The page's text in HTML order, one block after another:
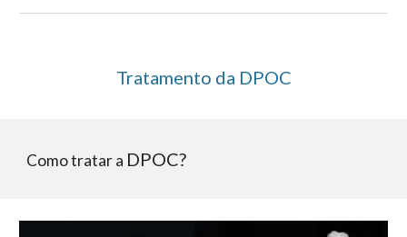
Tratamento da DPOC
Como tratar a DPOC?